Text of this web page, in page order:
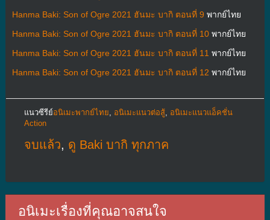
Hanma Baki: Son of Ogre 2021 ฮันมะ บากิ ตอนที่ 9 พากย์ไทย
Hanma Baki: Son of Ogre 2021 ฮันมะ บากิ ตอนที่ 10พากย์ไทย
Hanma Baki: Son of Ogre 2021 ฮันมะ บากิ ตอนที่ 11 พากย์ไทย
Hanma Baki: Son of Ogre 2021 ฮันมะ บากิ ตอนที่ 12 พากย์ไทย
แนวซีรีย์อนิเมะพากย์ไทย, อนิเมะแนวต่อสู้, อนิเมะแนวแอ็คชั่น
Action
จบแล้ว, ดู Baki บากิ ทุกภาค
อนิเมะเรื่องที่คุณอาจสนใจ